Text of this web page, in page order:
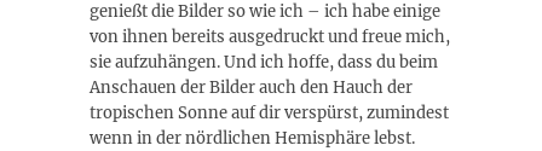
genießt die Bilder so wie ich – ich habe einige
von ihnen bereits ausgedruckt und freue mich,
sie aufzuhängen. Und ich hoffe, dass du beim
Anschauen der Bilder auch den Hauch der
tropischen Sonne auf dir verspürst, zumindest
wenn in der nördlichen Hemisphäre lebst.